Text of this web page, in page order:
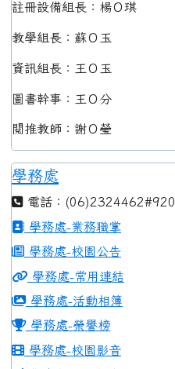
註冊設備組長：楊Ｏ琪
教學組長：蘇Ｏ玉
資訊組長：王Ｏ玉
圖書幹事：王Ｏ分
閱推教師：謝Ｏ瑩
學務處
電話：(06)2324462#920
學務處-業務職掌
學務處-校園公告
學務處-常用連結
學務處-活動相簿
學務處-榮譽榜
學務處-校園影音